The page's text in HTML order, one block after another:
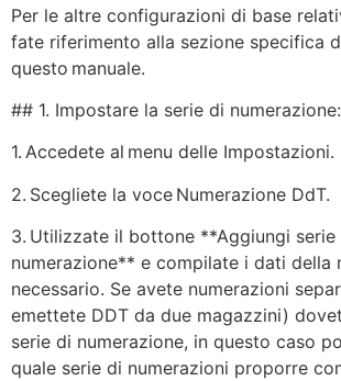
Per le altre configurazioni di base
fate riferimento alla sezione specifica
questo manuale.
## 1. Impostare la serie di numerazione:
1. Accedete al menu delle Impostazioni.
2. Scegliete la voce Numerazione DdT.
3. Utilizzate il bottone **Aggiungi serie
numerazione** e compilate i dati della
necessario. Se avete numerazioni
emettete DDT da due magazzini)
serie di numerazione, in questo caso
quale serie di numerazioni proporre